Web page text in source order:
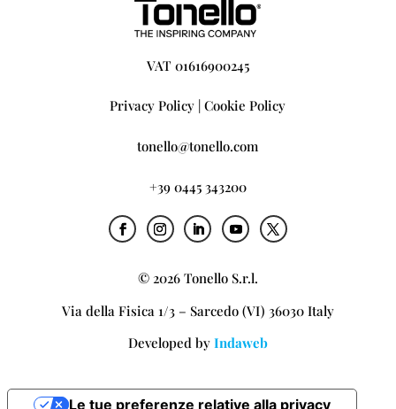
VAT 01616900245
Privacy Policy |Cookie Policy
tonello@tonello.com
+39 0445 343200
© 2026 Tonello S.r.l.
Via della Fisica 1/3 – Sarcedo (VI) 36030 Italy
Developed by Indaweb
Le tue preferenze relative alla privacy